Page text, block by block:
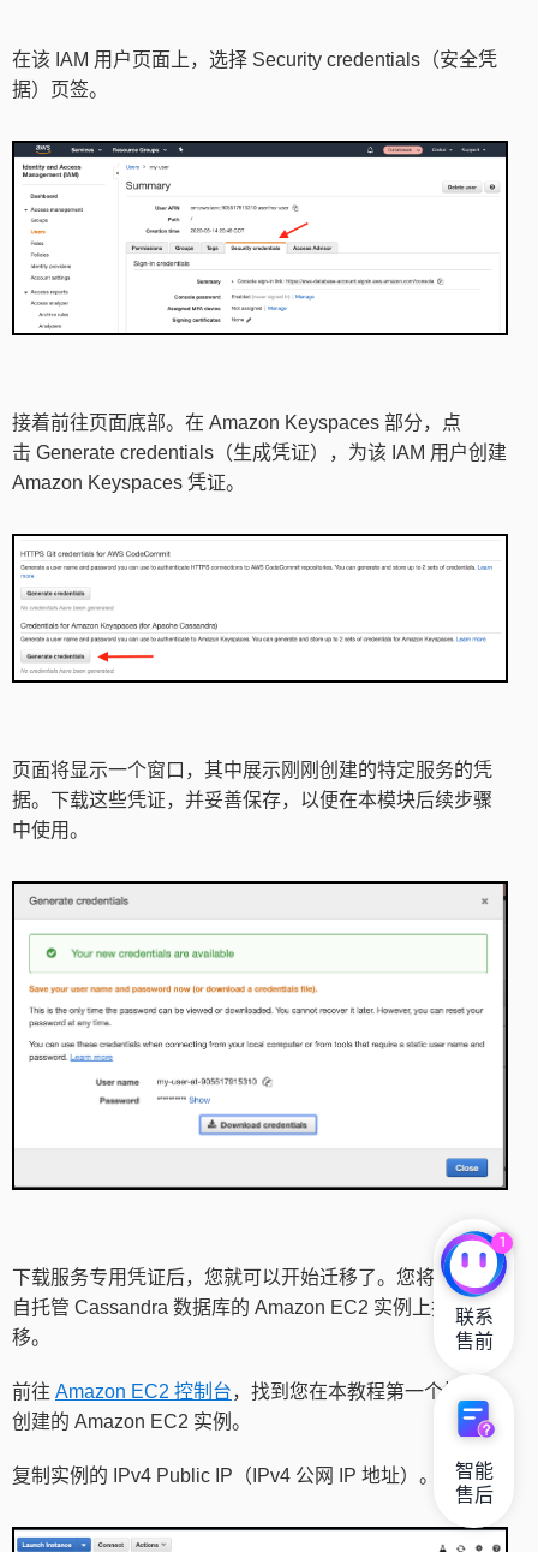
在该 IAM 用户页面上，选择 Security credentials（安全凭
据）页签。
接着前往页面底部。在 Amazon Keyspaces 部分，点
击 Generate credentials（生成凭证），为该 IAM 用户创建
Amazon Keyspaces 凭证。
页面将显示一个窗口，其中展示刚刚创建的特定服务的凭
据。下载这些凭证，并妥善保存，以便在本模块后续步骤
中使用。
下载服务专用凭证后，您就可以开始迁移了。您将在托管
自托管 Cassandra 数据库的 Amazon EC2 实例上执行迁
移。
前往 Amazon EC2 控制台，找到您在本教程第一个模块中
创建的 Amazon EC2 实例。
复制实例的 IPv4 Public IP（IPv4 公网 IP 地址）。
1
联系
售前
智能
售后